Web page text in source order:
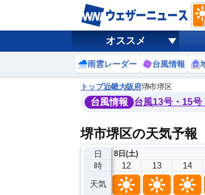
オススメ
雨雲レーダー 台風情報
トップ近畿大阪府堺市堺区
台風情報 台風13号・15
堺市堺区の天気予報
日
時
天気
8日(土)
11 12 13 14